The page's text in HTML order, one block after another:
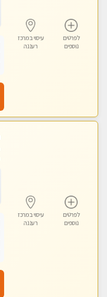
לפרטים
נוספים
עיסוי במרכז
רעננה
לפרטים
נוספים
עיסוי במרכז
רעננה